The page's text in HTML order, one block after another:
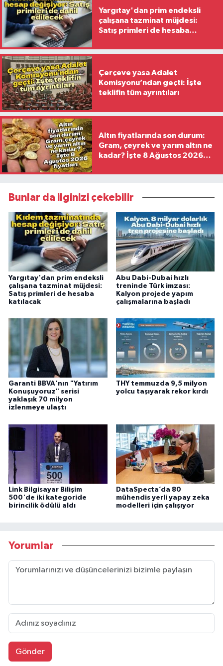
Yargıtay'dan prim endeksli
çalışana tazminat müjdesi:
Satış primleri de hesaba
Çerçeve yasa Adalet
Komisyonu’ndan geçti: İşte
teklifin tüm ayrıntıları
Altın fiyatlarında son durum:
Gram, çeyrek ve yarım altın ne
kadar? İşte 8 Ağustos 2026
Bunlar da ilginizi çekebilir
Yargıtay'dan prim endeksli
çalışana tazminat müjdesi:
Satış primleri de hesaba
katılacak
Abu Dabi-Dubai hızlı
treninde Türk imzası:
Kalyon projede yapım
çalışmalarına başladı
Garanti BBVA'nın "Yatırım
Konuşuyoruz" serisi
yaklaşık 70 milyon
izlenmeye ulaştı
THY temmuzda 9,5 milyon
yolcu taşıyarak rekor kırdı
Link Bilgisayar Bilişim
500'de iki kategoride
birincilik ödülü aldı
DataSpecta’da 80
mühendis yerli yapay zeka
modelleri için çalışıyor
Yorumlar
Gönder